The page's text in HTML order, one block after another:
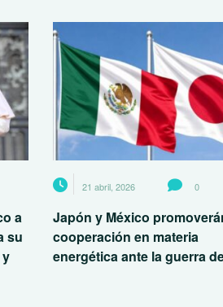
a
su
21 abril, 2026 0
Japón y México
cooperación en materia
energética ante la guerra